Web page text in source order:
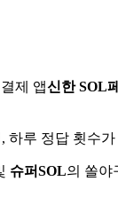
제 앱신한 SOL
루 정답 횟수
슈퍼SOL의 쏠야